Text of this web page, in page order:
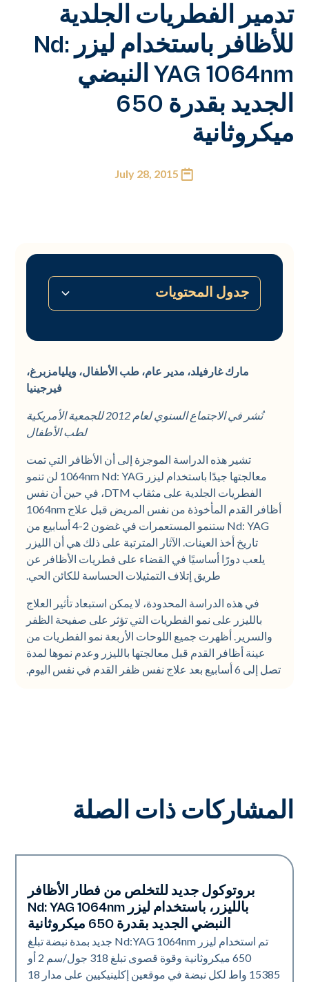
تدمير الفطريات الجلدية
للأظافر باستخدام ليزر Nd:
YAG 1064nm النبضي
الجديد بقدرة 650
ميكروثانية
July 28, 2015
مارك غارفيلد، مدير عام، طب الأطفال، ويليامزبرغ،
فيرجينيا
نُشر في الاجتماع السنوي لعام 2012 للجمعية الأمريكية
لطب الأطفال
تشير هذه الدراسة الموجزة إلى أن الأظافر التي تمت
معالجتها جيدًا باستخدام ليزر 1064nm Nd: YAG لن تنمو
الفطريات الجلدية على مثقاب DTM، في حين أن نفس
أظافر القدم المأخوذة من نفس المريض قبل علاج 1064nm
Nd: YAG ستنمو المستعمرات في غضون 2-4 أسابيع من
تاريخ أخذ العينات. الآثار المترتبة على ذلك هي أن الليزر
يلعب دورًا أساسيًا في القضاء على فطريات الأظافر عن
طريق إتلاف التمثيلات الحساسة للكائن الحي.
في هذه الدراسة المحدودة، لا يمكن استبعاد تأثير العلاج
بالليزر على نمو الفطريات التي تؤثر على صفيحة الظفر
والسرير. أظهرت جميع اللوحات الأربعة نمو الفطريات من
عينة أظافر القدم قبل معالجتها بالليزر وعدم نموها لمدة
تصل إلى 6 أسابيع بعد علاج نفس ظفر القدم في نفس اليوم.
جدول المحتويات
المشاركات ذات الصلة
الأظافربروتوكول جديد للتخلص من فطار الأظافر
بالليزر، باستخدام ليزر Nd: YAG 1064nm
النبضي الجديد بقدرة 650 ميكروثانية
تم استخدام ليزر Nd:YAG 1064nm جديد بمدة نبضة تبلغ
650 ميكروثانية وقوة قصوى تبلغ 318 جول/سم 2 أو
15385 واط لكل نبضة في موقعين إكلينيكيين على مدار 18